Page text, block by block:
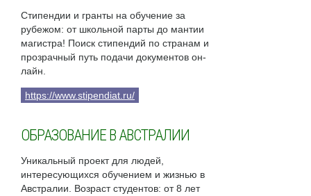
Стипендии и гранты на обучение за
рубежом: от школьной парты до мантии
магистра! Поиск стипендий по странам и
прозрачный путь подачи документов он-
лайн.
https://www.stipendiat.ru/
ОБРАЗОВАНИЕ В АВСТРАЛИИ
Уникальный проект для людей,
интересующихся обучением и жизнью в
Австралии. Возраст студентов: от 8 лет